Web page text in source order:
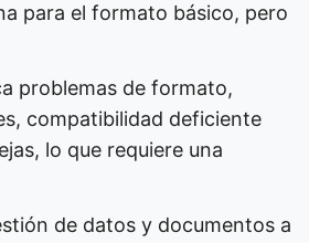
para el formato básico, pero
problemas de formato,
compatibilidad deficiente
lo que requiere una
de datos y documentos a